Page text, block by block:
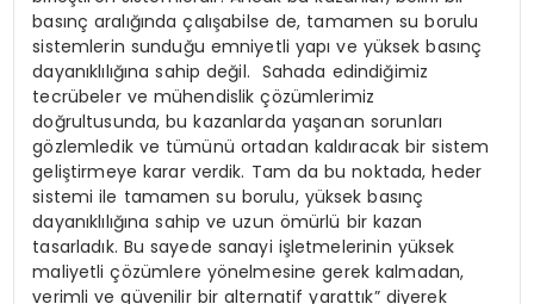
basınç aralığında çalışabilse de, tamamen su borulu
sistemlerin sunduğu emniyetli yapı ve yüksek basınç
dayanıklılığına sahip değil. Sahada edindiğimiz
tecrübeler ve mühendislik çözümlerimiz
doğrultusunda, bu kazanlarda yaşanan sorunları
gözlemledik ve tümünü ortadan kaldıracak bir sistem
geliştirmeye karar verdik. Tam da bu noktada, heder
sistemi ile tamamen su borulu, yüksek basınç
dayanıklılığına sahip ve uzun ömürlü bir kazan
tasarladık. Bu sayede sanayi işletmelerinin yüksek
maliyetli çözümlere yönelmesine gerek kalmadan,
verimli ve güvenilir bir alternatif yarattık” diyerek